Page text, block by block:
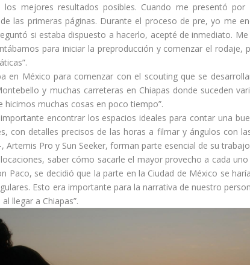
mejores resultados posibles. Cuando me presentó
las primeras páginas. Durante el proceso de pre, yo me
si estaba dispuesto a hacerlo, acepté de inmediato.
para iniciar la preproducción y comenzar el rodaje,
en México para comenzar con el scouting que se
y muchas carreteras en Chiapas donde suceden
muchas cosas en poco tiempo”.
encontrar los espacios ideales para contar una
con detalles precisos de las horas a filmar y ángulos con
Artemis Pro y Sun Seeker, forman parte esencial de su
saber cómo sacarle el mayor provecho a cada
Paco, se decidió que la parte en la Ciudad de México se
Esto era importante para la narrativa de nuestro
llegar a Chiapas”.